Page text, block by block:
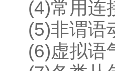
(4)常用连
(5)非谓语
(6)虚拟语